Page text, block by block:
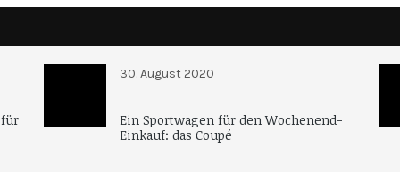
30. August 2020
Ein Sportwagen für den Wochenend-
Einkauf: das Coupé